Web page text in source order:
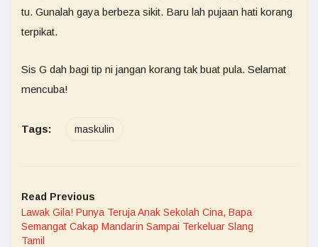
tu. Gunalah gaya berbeza sikit. Baru lah pujaan hati korang
terpikat.
Sis G dah bagi tip ni jangan korang tak buat pula. Selamat
mencuba!
Tags: maskulin
Read Previous
Lawak Gila! Punya Teruja Anak Sekolah Cina, Bapa
Semangat Cakap Mandarin Sampai Terkeluar Slang
Tamil